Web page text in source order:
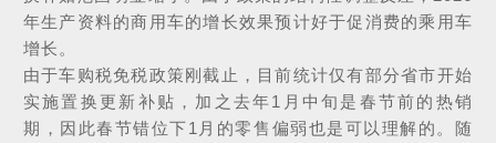
年生产资料的商用车的增长效果预计好于促消费的乘用车
增长。
由于车购税免税政策刚截止，目前统计仅有部分省市开始
实施置换更新补贴，加之去年1月中旬是春节前的热销
期，因此春节错位下1月的零售偏弱也是可以理解的。随